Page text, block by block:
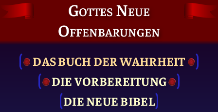
Gottes Neue
Offenbarungen
DAS BUCH DER WAHRHEIT
DIE VOR­BEREITUNG
DIE NEUE BIBEL